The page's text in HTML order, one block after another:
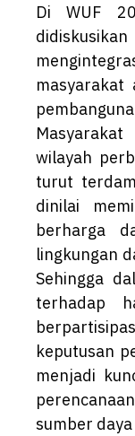
Di WUF
masyarakat
wilayah
turut
dinilai
berharga
lingkungan
Sehingga
terhadap
keputusan
menjadi
sumber